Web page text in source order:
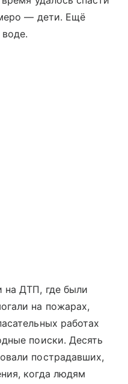
— дети. Ещё
на ДТП, где были
на пожарах,
работах
поиски. Десять
пострадавших,
когда людям